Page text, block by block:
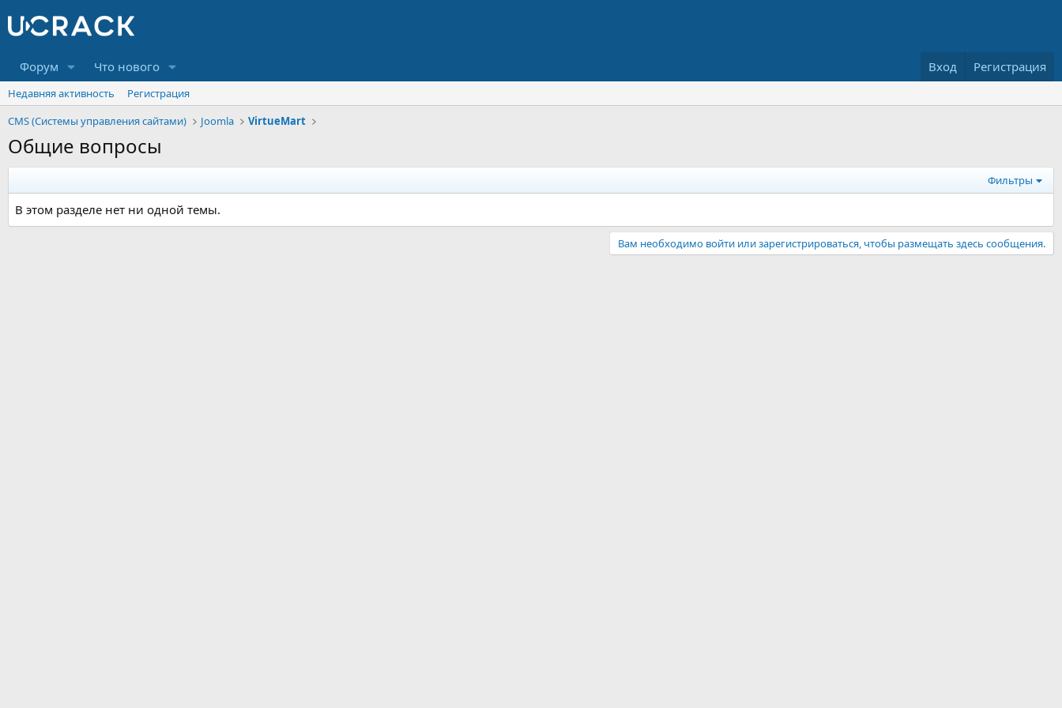
Форум Что нового Вход Регистрация
Недавняя активность
Регистрация
CMS (Системы управления сайтами)
Joomla VirtueMart
Общие вопросы
Фильтры
В этом разделе нет ни одной темы.
Вам необходимо войти или зарегистрироваться, чтобы размещать здесь сообщения.